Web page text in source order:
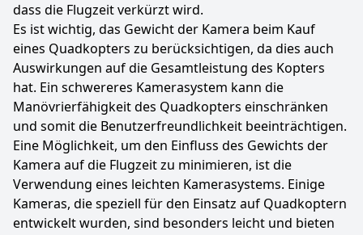
dass die Flugzeit verkürzt wird.
Es ist wichtig, das Gewicht der Kamera beim Kauf
eines Quadkopters zu berücksichtigen, da dies auch
Auswirkungen auf die Gesamtleistung des Kopters
hat. Ein schwereres Kamerasystem kann die
Manövrierfähigkeit des Quadkopters einschränken
und somit die Benutzerfreundlichkeit beeinträchtigen.
Eine Möglichkeit, um den Einfluss des Gewichts der
Kamera auf die Flugzeit zu minimieren, ist die
Verwendung eines leichten Kamerasystems. Einige
Kameras, die speziell für den Einsatz auf Quadkoptern
entwickelt wurden, sind besonders leicht und bieten